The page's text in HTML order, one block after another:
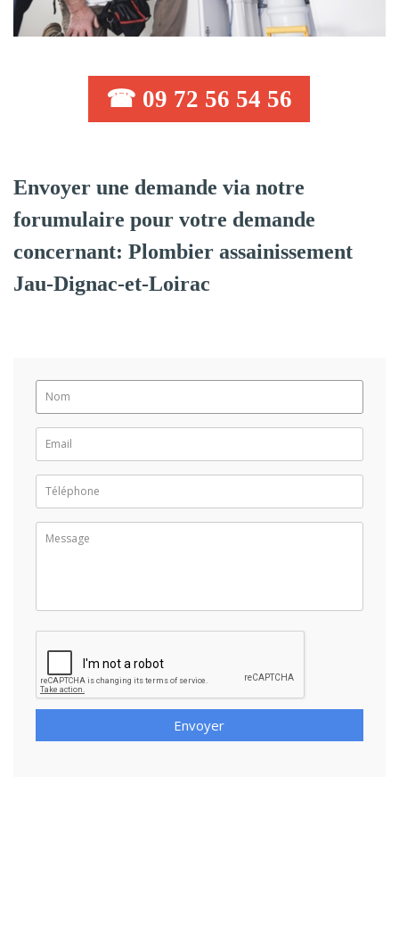
☎ 09 72 56 54 56
Envoyer une demande via notre
forumulaire pour votre demande
concernant: Plombier assainissement
Jau-Dignac-et-Loirac
Envoyer